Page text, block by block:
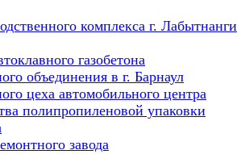
комплекса г. Лабытнанги
газобетона
объединения в г. Барнаул
цеха автомобильного центра
полипропиленовой упаковки
завода